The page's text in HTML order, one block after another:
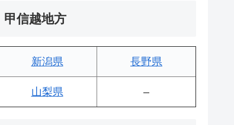
甲信越地方
新潟県 長野県
山梨県 –